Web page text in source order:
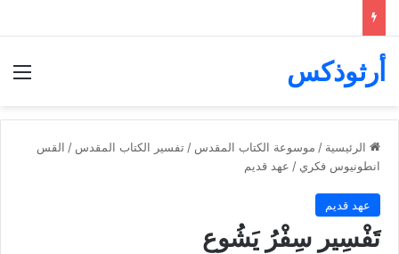
أرثوذكس
الرئيسية / موسوعة الكتاب المقدس / تفسير الكتاب المقدس / القس
انطونيوس فكري / عهد قديم
عهد قديم
تَفْسِير سِفْرُ يَشُوع